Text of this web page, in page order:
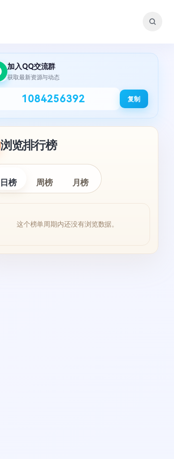
加入QQ交流群
获取最新资源与动态
1084256392 复制
浏览排行榜
日榜 周榜 月榜
这个榜单周期内还没有浏览数据。